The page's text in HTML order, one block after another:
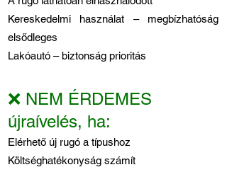
Kereskedelmi használat – megbízhatóság
elsődleges
Lakóautó – biztonság prioritás
❌ NEM ÉRDEMES
újraívelés, ha:
Elérhető új rugó a típushoz
Költséghatékonyság számít